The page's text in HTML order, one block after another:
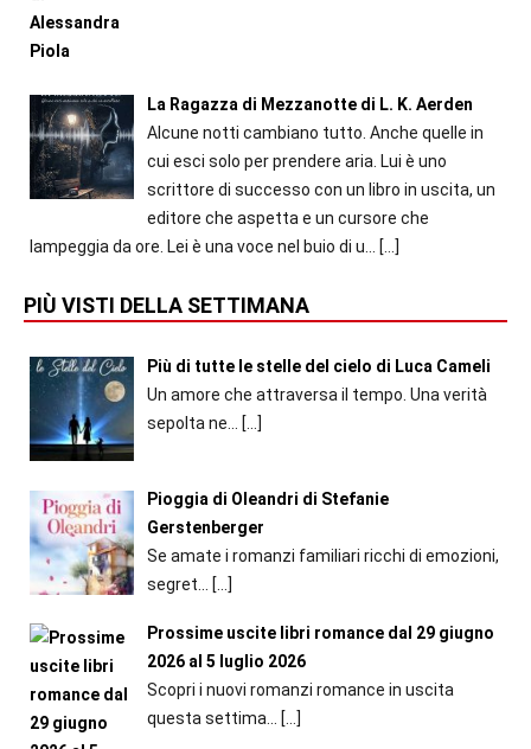
La Ragazza di Mezzanotte di L. K. Aerden
Alcune notti cambiano tutto. Anche quelle in
cui esci solo per prendere aria. Lui è uno
scrittore di successo con un libro in uscita, un
editore che aspetta e un cursore che
lampeggia da ore. Lei è una voce nel buio di u...
[…]
PIÙ VISTI DELLA SETTIMANA
Più di tutte le stelle del cielo di Luca Cameli
Un amore che attraversa il tempo. Una verità
sepolta ne...
[…]
Pioggia di Oleandri di Stefanie
Gerstenberger
Se amate i romanzi familiari ricchi di emozioni,
segret... […]
Prossime uscite libri romance dal 29 giugno
2026 al 5 luglio 2026
Scopri i nuovi romanzi romance in uscita
questa settima...
[…]